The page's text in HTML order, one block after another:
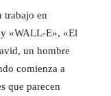
trabajo en
«WALL-E», «El
un hombre
comienza a
que parecen